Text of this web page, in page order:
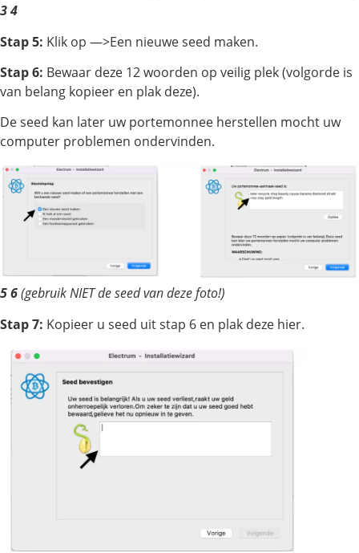
34
Stap 5: Klik op —>Een nieuwe seed maken.
Stap 6: Bewaar deze 12 woorden op veilig plek (volgorde is
van belang kopieer en plak deze).
De seed kan later uw portemonnee herstellen mocht uw
computer problemen ondervinden.
56(gebruik NIET de seed van deze foto!)
Stap 7: Kopieer u seed uit stap 6 en plak deze hier.